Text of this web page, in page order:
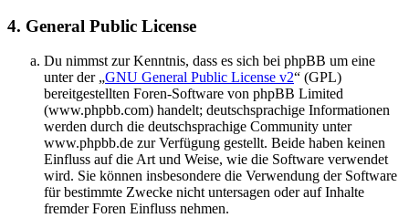
4. General Public License
Du nimmst zur Kenntnis, dass es sich bei phpBB um eine
unter der „GNU General Public License v2“ (GPL)
bereitgestellten Foren-Software von phpBB Limited
(www.phpbb.com) handelt; deutschsprachige Informationen
werden durch die deutschsprachige Community unter
www.phpbb.de zur Verfügung gestellt. Beide haben keinen
Einfluss auf die Art und Weise, wie die Software verwendet
wird. Sie können insbesondere die Verwendung der Software
für bestimmte Zwecke nicht untersagen oder auf Inhalte
fremder Foren Einfluss nehmen.